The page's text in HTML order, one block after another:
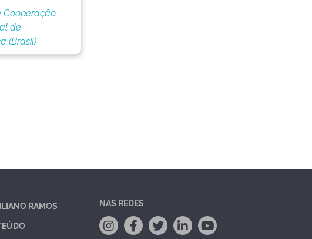
Cooperação
de
(Brasil)
RAMOS
NAS REDES